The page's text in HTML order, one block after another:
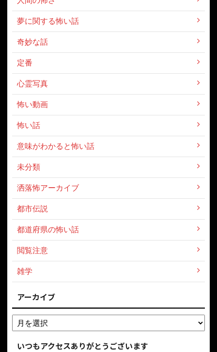
夢に関する怖い話
奇妙な話
定番
心霊写真
怖い動画
怖い話
意味がわかると怖い話
未分類
洒落怖アーカイブ
都市伝説
都道府県の怖い話
閲覧注意
雑学
アーカイブ
いつもアクセスありがとうございます